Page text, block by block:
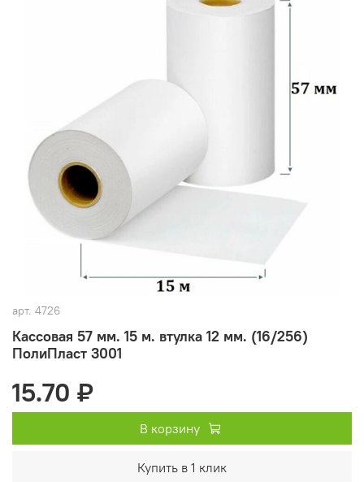
арт. 4726
Кассовая 57 мм. 15 м. втулка 12 мм. (16/256)
ПолиПласт 3001
15.70 ₽
В корзину
Купить в 1 клик